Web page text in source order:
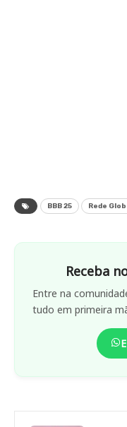
BBB 25 Rede
Receba
Entre na
tudo em primeira